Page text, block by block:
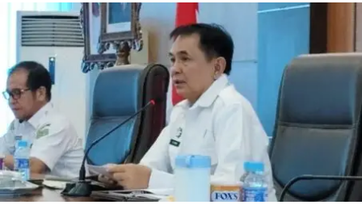
lokal
dan
dinamis,
memiliki
kisaran
harga
iklan
yang
relatif
lebih
murah
dari